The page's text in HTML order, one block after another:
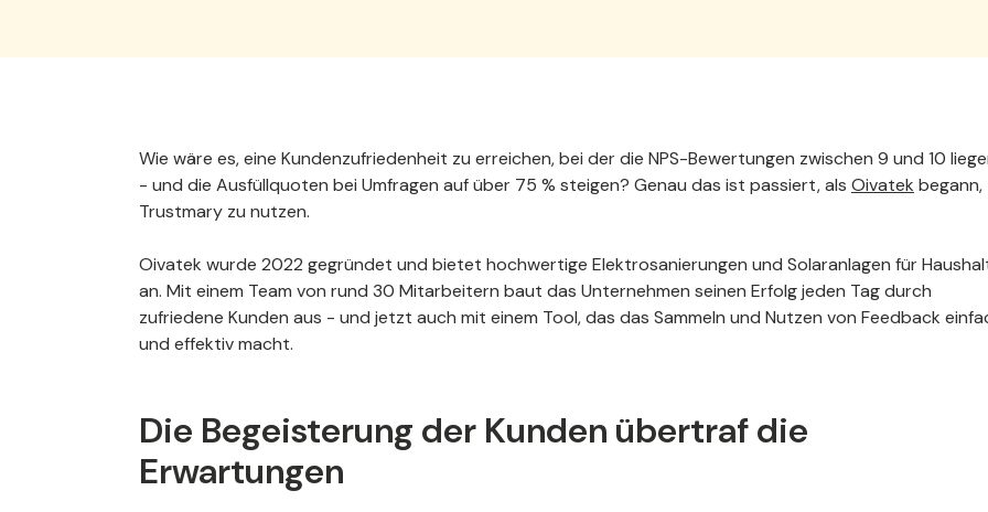
Wie wäre es, eine Kundenzufriedenheit zu erreichen, bei der die NPS-Bewertungen zwischen 9 und 10
- und die Ausfüllquoten bei Umfragen auf über 75 % steigen? Genau das ist passiert, als Oivatek begann,
Trustmary zu nutzen.
Oivatek wurde 2022 gegründet und bietet hochwertige Elektrosanierungen und Solaranlagen für
an. Mit einem Team von rund 30 Mitarbeitern baut das Unternehmen seinen Erfolg jeden Tag durch
zufriedene Kunden aus - und jetzt auch mit einem Tool, das das Sammeln und Nutzen von Feedback
und effektiv macht.
Die Begeisterung der Kunden übertraf die
Erwartungen